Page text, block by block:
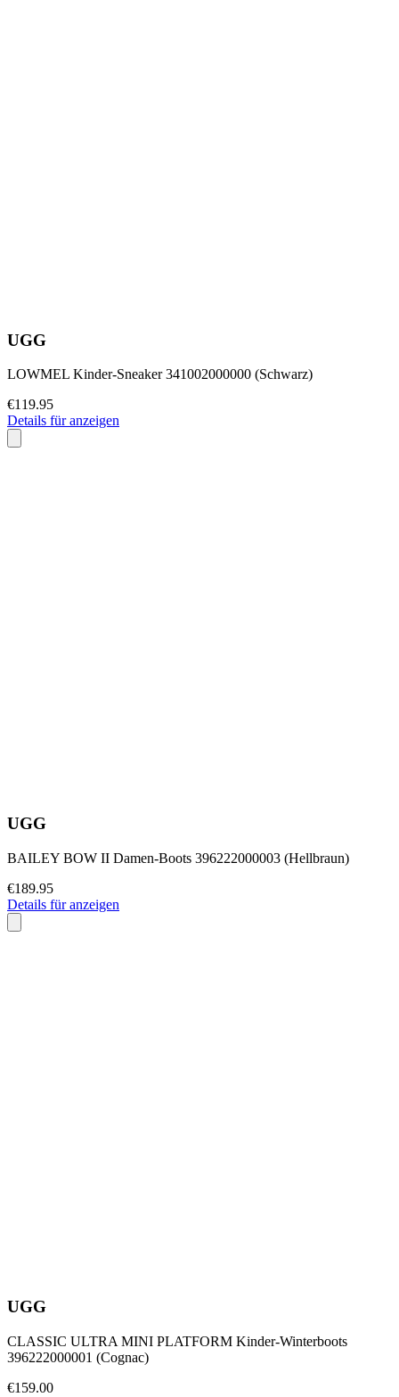
UGG
LOWMEL Kinder-Sneaker 341002000000 (Schwarz)
€119.95
Details für anzeigen
UGG
BAILEY BOW II Damen-Boots 396222000003 (Hellbraun)
€189.95
Details für anzeigen
UGG
CLASSIC ULTRA MINI PLATFORM Kinder-Winterboots
396222000001 (Cognac)
€159.00